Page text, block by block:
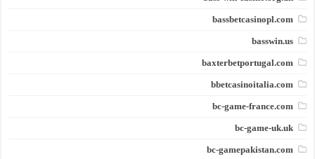
bassbetcasinopl.com
basswin.us
baxterbetportugal.com
bbetcasinoitalia.com
bc-game-france.com
bc-game-uk.uk
bc-gamepakistan.com